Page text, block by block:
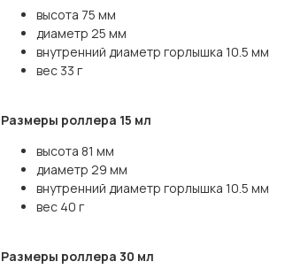
высота 75 мм
диаметр 25 мм
внутренний диаметр горлышка 10.5 мм
вес 33 г
Размеры роллера 15 мл
высота 81 мм
диаметр 29 мм
внутренний диаметр горлышка 10.5 мм
вес 40 г
Размеры роллера 30 мл